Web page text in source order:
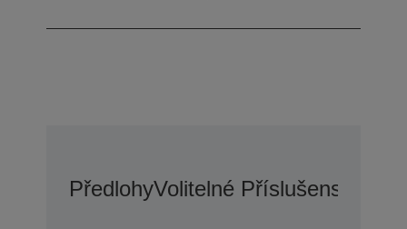
PředlohyVolitelné Příslušenství